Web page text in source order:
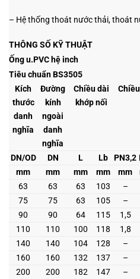
– Hệ thống thoát nước thải, thoát
THÔNG SỐ KỸ THUẬT
Ống u.PVC hệ inch
Tiêu chuẩn BS3505
Kích
thước
danh
nghĩa
Đường
kính
ngoài
danh
nghĩa
Chiều dài
khớp nối
DN/OD DN L Lb PN3,2
mm
mm mm mm mm
63
63 63 103 –
75
75 63 105 –
90
90 64 115 1,5
110
110 100 118 1,8
140
140 104 128 –
160
160 132 137 –
200
200 182 147 –